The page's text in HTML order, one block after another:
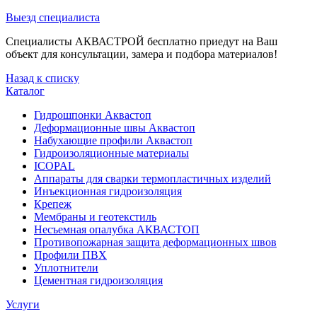
Выезд специалиста
Специалисты АКВАСТРОЙ бесплатно приедут на Ваш
объект для консультации, замера и подбора материалов!
Назад к списку
Каталог
Гидрошпонки Аквастоп
Деформационные швы Аквастоп
Набухающие профили Аквастоп
Гидроизоляционные материалы
ICOPAL
Аппараты для сварки термопластичных изделий
Инъекционная гидроизоляция
Крепеж
Мембраны и геотекстиль
Несъемная опалубка АКВАСТОП
Противопожарная защита деформационных швов
Профили ПВХ
Уплотнители
Цементная гидроизоляция
Услуги